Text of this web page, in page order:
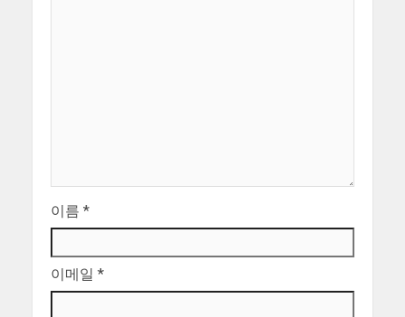
이름 *
이메일 *